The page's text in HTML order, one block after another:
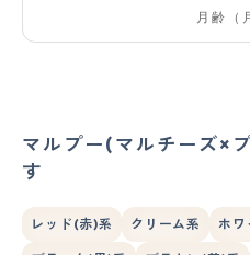
マルプー(マルチーズ×
す
レッド(赤)系 クリーム系 ホワ